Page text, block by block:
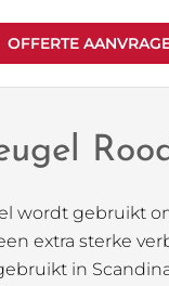
OFFERTE
wordt gebruikt
extra sterke
in